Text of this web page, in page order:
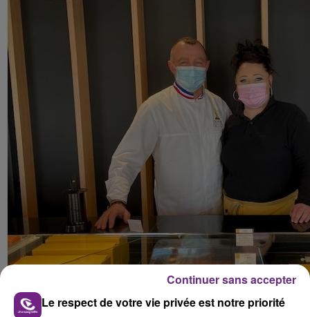
Le respect de votre vie privée est notre priorité
Continuer sans accepter